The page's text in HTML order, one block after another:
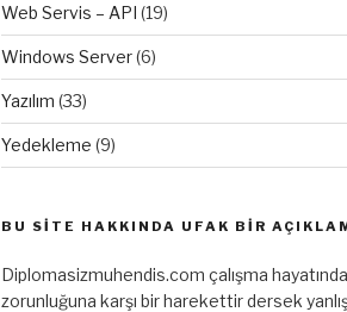
Web Servis – API (19)
Windows Server(6)
Yazılım (33)
Yedekleme (9)
BU SITE HAKKINDA UFAK BIR
Diplomasizmuhendis.com çalışma
zorunluğuna karşı bir harekettir dersek